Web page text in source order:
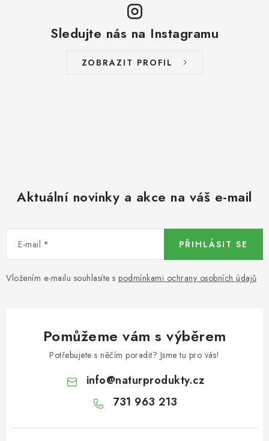
OŘECHY PRAŽENÉ, SOLENÉ A DOCHUCENÉ /
PISTÁCIE PRAŽENÉ SOLENÉ
DÁRKOVÉ POUKAZY
OŘECHY NATURAL / MANDLE
OŘECHY NATURAL / KEŠU OŘECHY / KEŠU OŘECHY
CELÉ NATURAL
OŘECHY NATURAL / PODZEMNICE (ARAŠÍDY) /
PODZEMNICE OLEJNÁ BLANŠÍROVANÁ
Sledujte nás na Instagramu
ZOBRAZIT PROFIL
Aktuální novinky a akce na váš e-mail
E-mail
Vložením e-mailu souhlasíte s podmínkami ochrany osobních údajů
PŘIHLÁSIT SE
Pomůžeme vám s výběrem
Potřebujete s něčím poradit? Jsme tu pro vás!
info@naturprodukty.cz
731 963 213